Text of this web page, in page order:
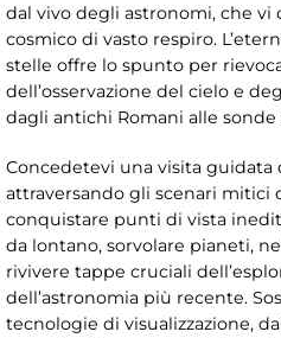
dal vivo degli astronomi, che
cosmico di vasto respiro.
stelle offre lo spunto per
dell’osservazione del cielo e
dagli antichi Romani alle sonde
Concedetevi una visita guidata
attraversando gli scenari mitici
conquistare punti di vista
da lontano, sorvolare pianeti,
rivivere tappe cruciali
dell’astronomia più recente.
tecnologie di visualizzazione,